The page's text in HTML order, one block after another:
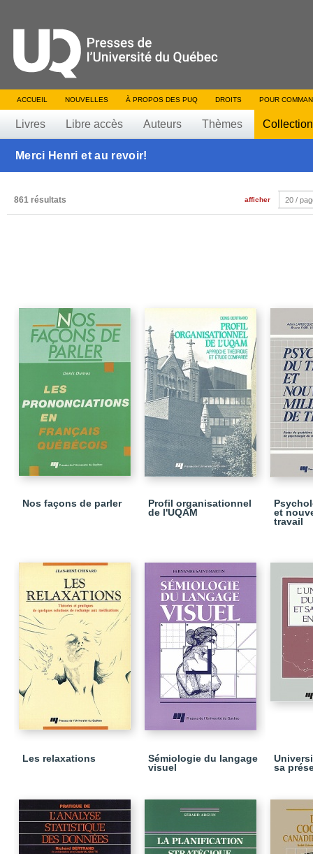
ACCUEIL NOUVELLES À PROPOS DES PUQ DROITS POUR
Livres Libre accès Auteurs Thèmes
Merci Henri et au revoir!
861 résultats afficher 20 /
Nos façons de parler
Profil organisationnel
de l'UQAM
et
travail
Les relaxations
Sémiologie du langage
visuel
sa